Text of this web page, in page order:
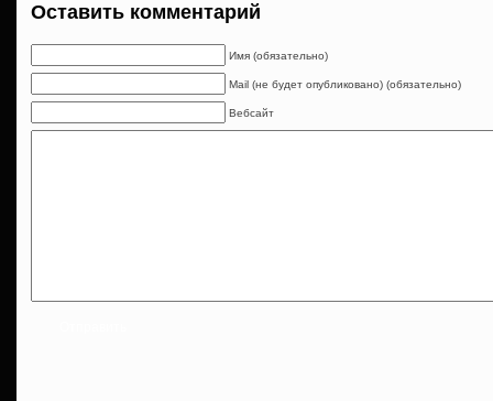
Оставить комментарий
Имя (обязательно)
Mail (не будет опубликовано) (обязательно)
Вебсайт